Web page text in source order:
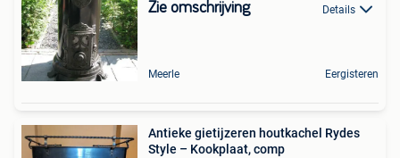
Zie omschrijving Details
Meerle Eergisteren
Antieke gietijzeren houtkachel Rydes
Style – Kookplaat, comp